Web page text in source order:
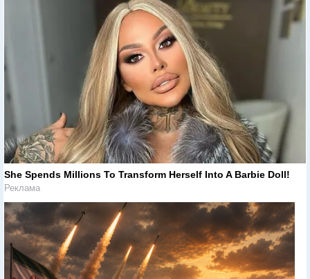
She Spends Millions To Transform Herself Into A Barbie Doll!
Реклама